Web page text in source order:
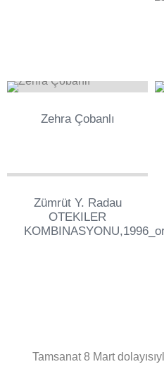
Zehra Çobanlı
0
Zümrüt Y. Radau
OTEKILER
Tamsanat 8 Mart